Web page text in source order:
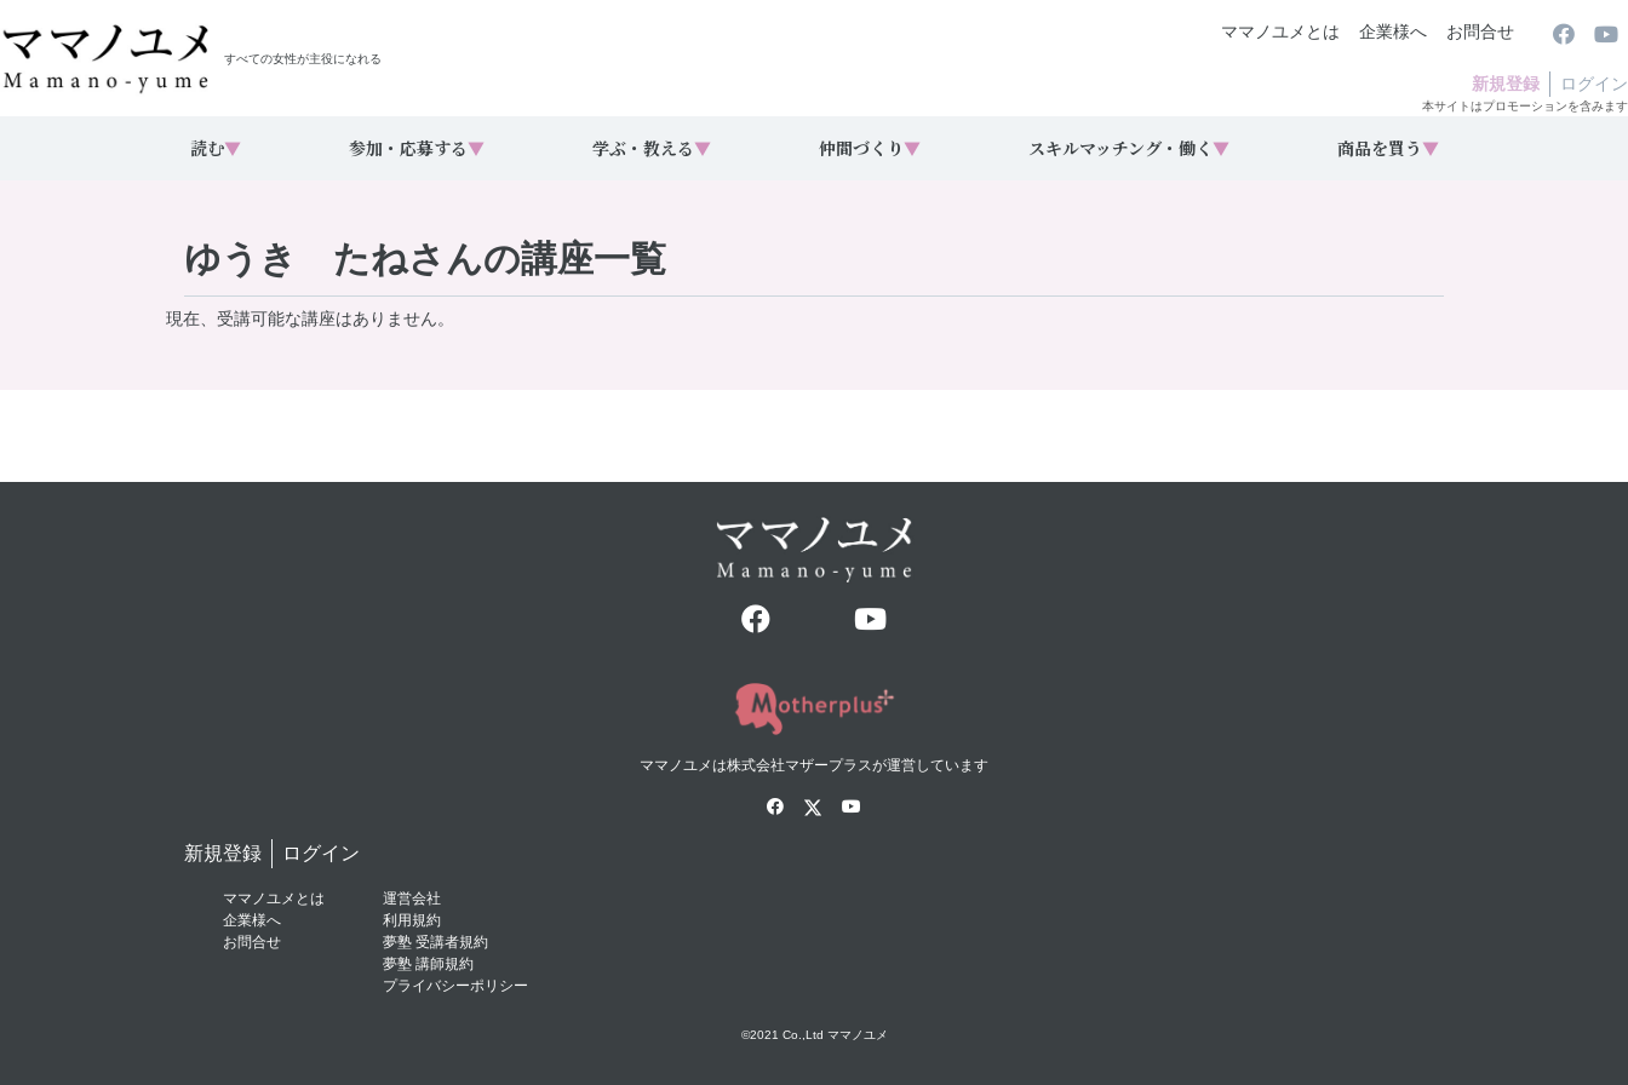
すべての女性が主役になれる
ママノユメとは 企業様へ お問合せ
新規登録 ログイン
本サイトはプロモーションを含みます
読む▼ 参加・応募する▼ 学ぶ・教える▼ 仲間づくり ▼ スキルマッチング・働く ▼ 商品を買う ▼
ゆうき たねさんの講座一覧
現在、受講可能な講座はありません。
ママノユメは株式会社マザープラスが運営しています
新規登録 ログイン
ママノユメとは
企業様へ
お問合せ
運営会社
利用規約
夢塾 受講者規約
夢塾 講師規約
プライバシーポリシー
©2021 Co.,Ltd ママノユメ